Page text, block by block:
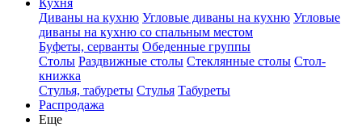
Кухня
Диваны на кухню Угловые диваны на кухню Угловые
диваны на кухню со спальным местом
Буфеты, серванты Обеденные группы
Столы Раздвижные столы Стеклянные столы Стол-
книжка
Стулья, табуреты Стулья Табуреты
Распродажа
Еще